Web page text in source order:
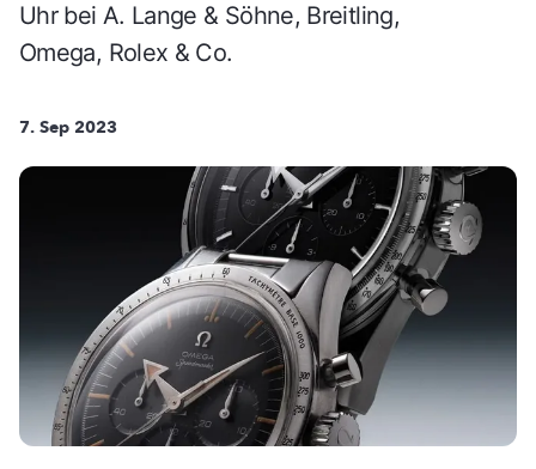
Uhr bei A. Lange & Söhne, Breitling,
Omega, Rolex & Co.
7. Sep 2023